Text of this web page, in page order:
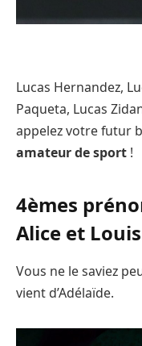
Lucas Hernandez,
Paqueta, Lucas
appelez votre futur
amateur de sport !
4èmes
Alice et Louis
Vous ne le saviez
vient d’Adélaïde.